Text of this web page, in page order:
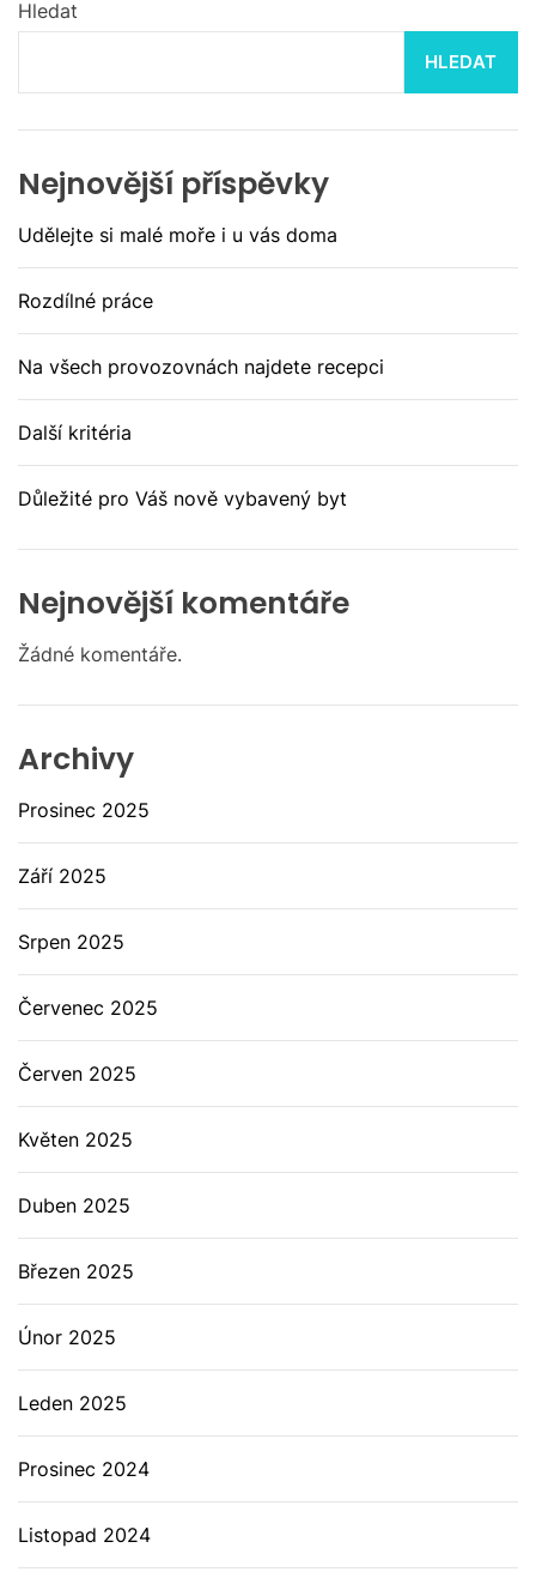
Hledat
HLEDAT
Nejnovější příspěvky
Udělejte si malé moře i u vás doma
Rozdílné práce
Na všech provozovnách najdete recepci
Další kritéria
Důležité pro Váš nově vybavený byt
Nejnovější komentáře
Žádné komentáře.
Archivy
Prosinec 2025
Září 2025
Srpen 2025
Červenec 2025
Červen 2025
Květen 2025
Duben 2025
Březen 2025
Únor 2025
Leden 2025
Prosinec 2024
Listopad 2024